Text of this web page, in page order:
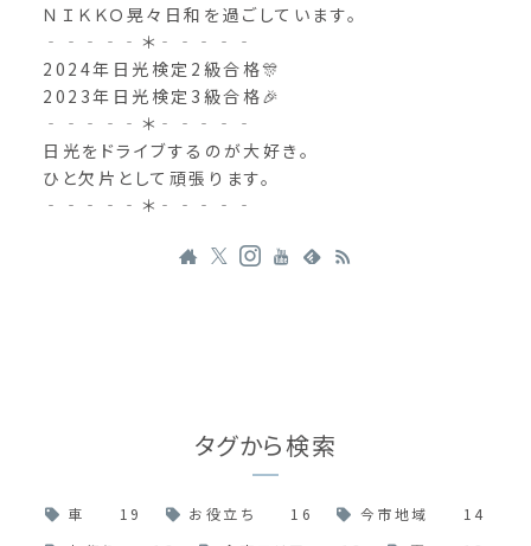
ＮＩＫＫＯ晃々日和を過ごしています。
‐‐‐‐‐＊‐‐‐‐‐
2024年日光検定2級合格🎊
2023年日光検定3級合格🎉
‐‐‐‐‐＊‐‐‐‐‐
日光をドライブするのが大好き。
ひと欠片として頑張ります。
‐‐‐‐‐＊‐‐‐‐‐
タグから検索
車 19 お役立ち 16 今市地域
14